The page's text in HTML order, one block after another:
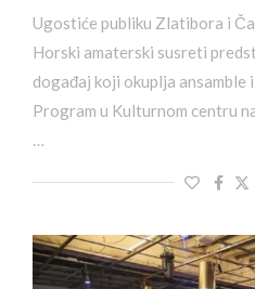
Ugostiće publiku Zlatibora i
Horski amaterski susreti
događaj koji okuplja
Program u Kulturnom centru
…